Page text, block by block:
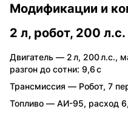
Модификации и
2 л, робот, 200 л.с.
Двигатель — 2 л, 200 л.с.,
разгон до сотни: 9,6 с
Трансмиссия — Робот, 7
Топливо — АИ-95, расход